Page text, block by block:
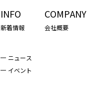
INFO
新着情報
ニュース
イベント
COMPANY
会社概要